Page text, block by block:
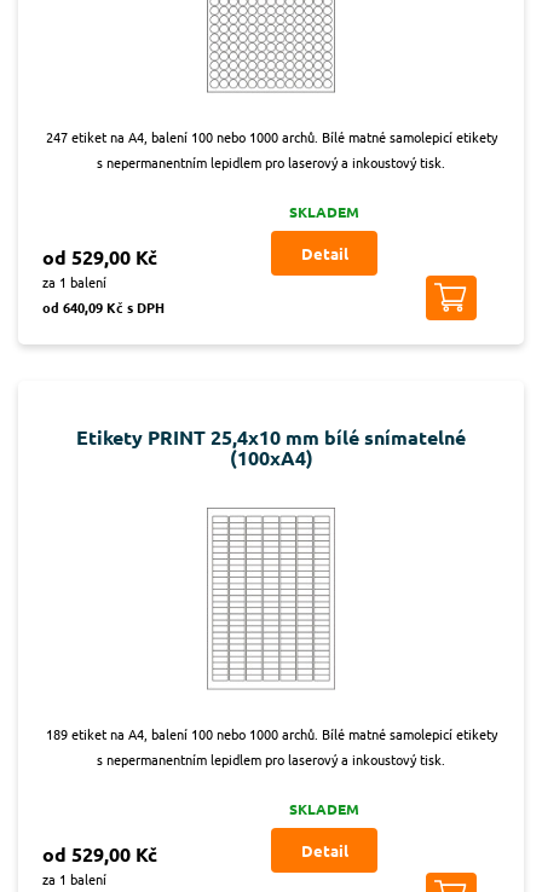
247 etiket na A4, balení 100 nebo 1000 archů. Bílé matné samolepicí etikety
s nepermanentním lepidlem pro laserový a inkoustový tisk.
od 529,00 Kč
za 1 balení
od 640,09 Kč s DPH
SKLADEM
Detail
Etikety PRINT 25,4x10 mm bílé snímatelné
(100xA4)
189 etiket na A4, balení 100 nebo 1000 archů. Bílé matné samolepicí etikety
s nepermanentním lepidlem pro laserový a inkoustový tisk.
od 529,00 Kč
za 1 balení
SKLADEM
Detail